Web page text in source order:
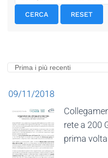
CERCA RESET
09/11/2018
rete a 200
prima